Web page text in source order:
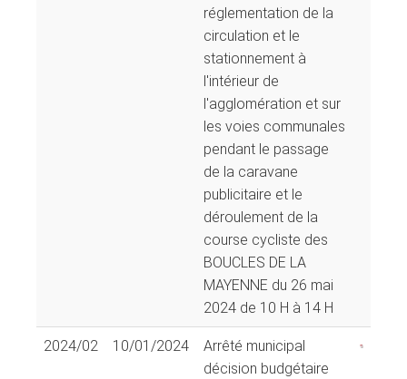
réglementation de la
circulation et le
stationnement à
l'intérieur de
l'agglomération et sur
les voies communales
pendant le passage
de la caravane
publicitaire et le
déroulement de la
course cycliste des
BOUCLES DE LA
MAYENNE du 26 mai
2024 de 10 H à 14 H
2024/02 10/01/2024
Arrêté municipal
décision budgétaire